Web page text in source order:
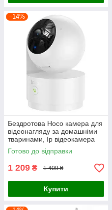
–14%
Бездротова Hoco камера для
відеонагляду за домашніми
тваринами, Ip відеокамера
White для спостереження за
будинком
Готово до відправки
1 209 ₴ 1 409 ₴
Купити